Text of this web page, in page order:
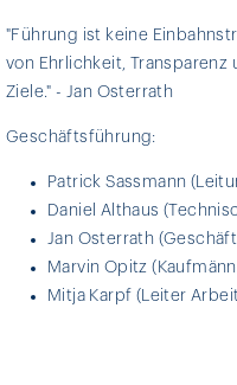
"Führung ist keine
von Ehrlichkeit, Transparenz
Ziele." - Jan Osterrath
Geschäftsführung:
Patrick Sassmann
Daniel Althaus
Jan Osterrath
Marvin Opitz
Mitja Karpf (Leiter